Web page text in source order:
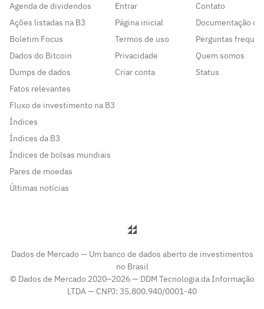
Agenda de dividendos
Ações listadas na B3
Boletim Focus
Dados do Bitcoin
Dumps de dados
Fatos relevantes
Fluxo de investimento na B3
Índices
Índices da B3
Índices de bolsas mundiais
Pares de moedas
Últimas notícias
Entrar
Página inicial
Termos de uso
Privacidade
Criar conta
Contato
Documentação da
Perguntas
Quem somos
Status
Dados de Mercado — Um banco de dados aberto de investimentos
no Brasil
© Dados de Mercado 2020–2026 — DDM Tecnologia da Informação
LTDA — CNPJ: 35.800.940/0001-40